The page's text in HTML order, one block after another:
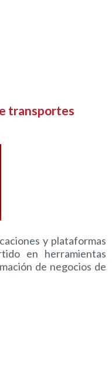
transportes
y plataformas
en herramientas
de negocios de